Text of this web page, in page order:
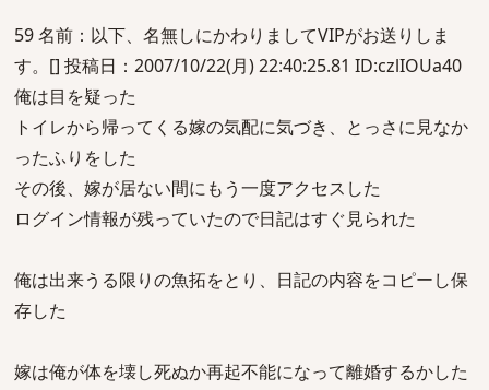
59 名前：以下、名無しにかわりましてVIPがお送りしま
す。[] 投稿日：2007/10/22(月) 22:40:25.81 ID:czlIOUa40
俺は目を疑った
トイレから帰ってくる嫁の気配に気づき、とっさに見なか
ったふりをした
その後、嫁が居ない間にもう一度アクセスした
ログイン情報が残っていたので日記はすぐ見られた
俺は出来うる限りの魚拓をとり、日記の内容をコピーし保
存した
嫁は俺が体を壊し死ぬか再起不能になって離婚するかした